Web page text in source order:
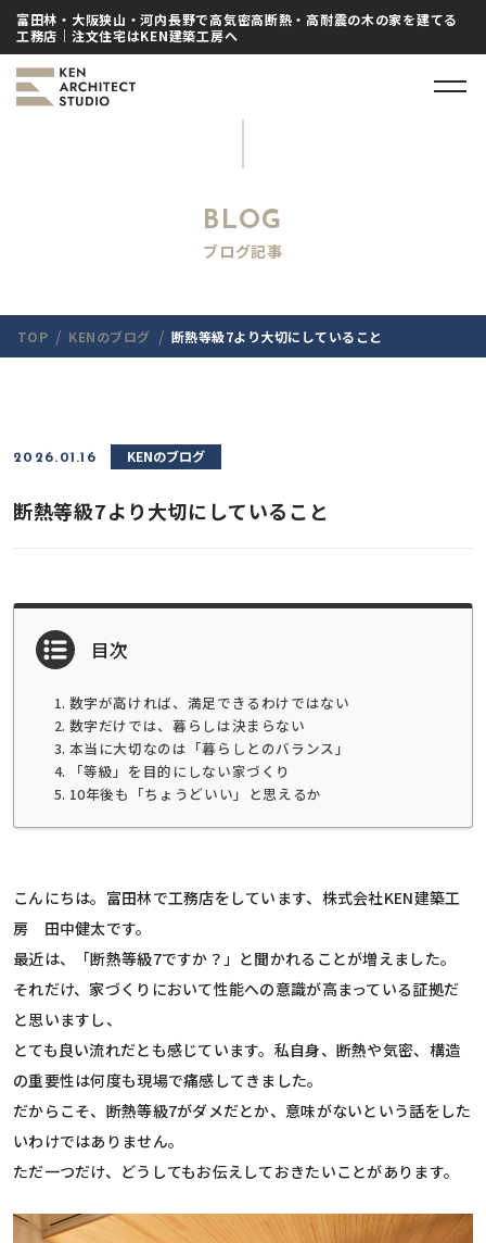
富田林・大阪狭山・河内長野で高気密高断熱・高耐震の木の家を建てる
工務店｜注文住宅はKEN建築工房へ
BLOG
ブログ記事
TOP / KENのブログ / 断熱等級7より大切にしていること
2026.01.16 KENのブログ
断熱等級7より大切にしていること
目次
数字が高ければ、満足できるわけではない
数字だけでは、暮らしは決まらない
本当に大切なのは「暮らしとのバランス」
「等級」を目的にしない家づくり
10年後も「ちょうどいい」と思えるか
こんにちは。富田林で工務店をしています、株式会社KEN建築工
房 田中健太です。
最近は、「断熱等級7ですか？」と聞かれることが増えました。
それだけ、家づくりにおいて性能への意識が高まっている証拠だ
と思いますし、
とても良い流れだとも感じています。私自身、断熱や気密、構造
の重要性は何度も現場で痛感してきました。
だからこそ、断熱等級7がダメだとか、意味がないという話をした
いわけではありません。
ただ一つだけ、どうしてもお伝えしておきたいことがあります。